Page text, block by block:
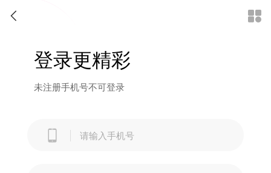

登录更精彩
未注册手机号不可登录
